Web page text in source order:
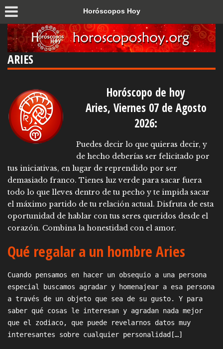
Horóscopos Hoy
ARIES
Horóscopo de hoy
Aries, Viernes 07 de Agosto
2026:
Puedes decir lo que quieras decir, y
de hecho deberías ser felicitado por
tus iniciativas, en lugar de reprendido por ser
demasiado franco. Tienes luz verde para sacar fuera
todo lo que lleves dentro de tu pecho y te impida sacar
el máximo partido de tu relación actual. Disfruta de esta
oportunidad de hablar con tus seres queridos desde el
corazón. Combina la honestidad con el amor.
Qué regalar a un hombre Aries
Cuando pensamos en hacer un obsequio a una persona
especial buscamos agradar y homenajear a esa persona
a través de un objeto que sea de su gusto. Y para
saber qué cosas le interesan y agradan nada mejor
que el zodiaco, que puede revelarnos datos muy
interesantes sobre cualquier personalidad[…]